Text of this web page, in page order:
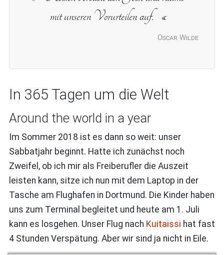
Oscar Wilde
mit unseren Vorurteilen auf.
In 365 Tagen um die Welt
Around the world in a year
Im Sommer 2018 ist es dann so weit: unser
Sabbatjahr beginnt. Hatte ich zunächst noch
Zweifel, ob ich mir als Freiberufler die Auszeit
leisten kann, sitze ich nun mit dem Laptop in der
Tasche am Flughafen in Dortmund. Die Kinder haben
uns zum Terminal begleitet und heute am 1. Juli
kann es losgehen. Unser Flug nach Kuitaissi hat fast
4 Stunden Verspätung. Aber wir sind ja nicht in Eile.